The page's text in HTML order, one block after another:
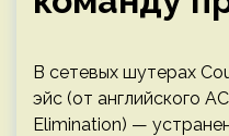
В сетевых шутерах
эйс (от английского
Elimination) —